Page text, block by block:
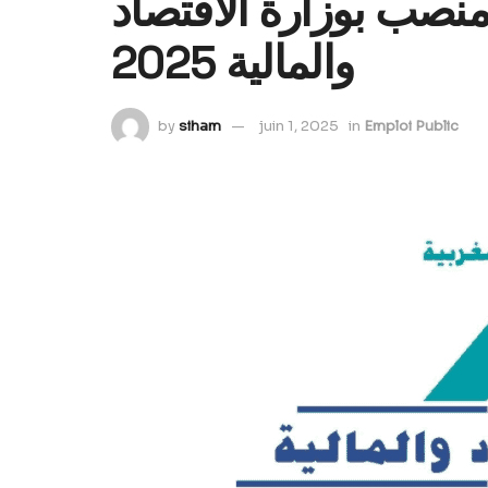
والمالية 2025
bysiham juin 1, 2025 in Emploi Public